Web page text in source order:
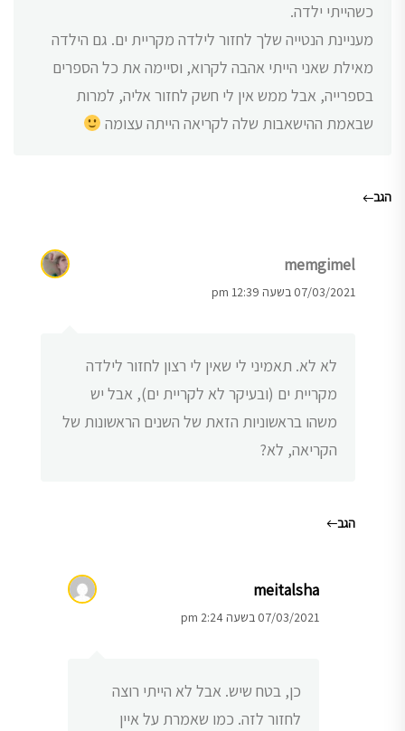
כשהייתי ילדה.
מעניינת הנטייה שלך לחזור לילדה מקריית ים. גם הילדה
מאילת שאני הייתי אהבה לקרוא, וסיימה את כל הספרים
בספרייה, אבל ממש אין לי חשק לחזור אליה, למרות
שבאמת ההישאבות שלה לקריאה הייתה עצומה
הגב
memgimel
07/03/2021 בשעה 12:39 pm
לא לא. תאמיני לי שאין לי רצון לחזור לילדה
מקריית ים (ובעיקר לא לקריית ים), אבל יש
משהו בראשוניות הזאת של השנים הראשונות של
הקריאה, לא?
הגב
meitalsha
07/03/2021 בשעה 2:24 pm
כן, בטח שיש. אבל לא הייתי רוצה
לחזור לזה. כמו שאמרת על איין